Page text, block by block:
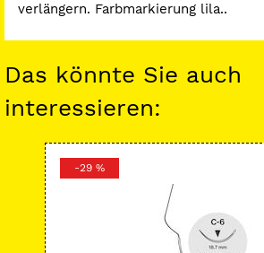
verlängern. Farbmarkierung lila..
Das könnte Sie auch
interessieren:
-29 %